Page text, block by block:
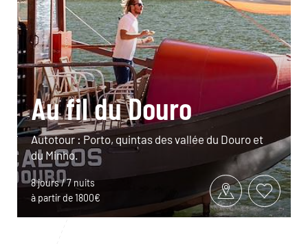
Au fil du Douro
Autotour : Porto, quintas des vallée du Douro et
du Minho.
8 jours / 7 nuits
à partir de 1800€